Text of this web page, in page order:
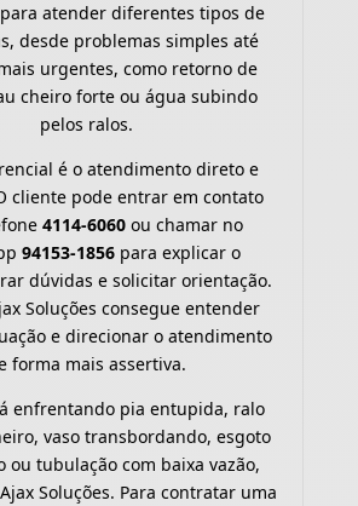
atender diferentes tipos de
desde problemas simples até
urgentes, como retorno de
cheiro forte ou água subindo
pelos ralos.
é o atendimento direto e
cliente pode entrar em contato
4114-6060ou chamar no
94153-1856para explicar o
dúvidas e solicitar orientação.
Soluções consegue entender
e direcionar o atendimento
forma mais assertiva.
enfrentando pia entupida, ralo
vaso transbordando, esgoto
ou tubulação com baixa vazão,
Soluções. Para contratar uma